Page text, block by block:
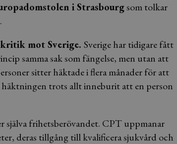
i Strasbourgsom tolkar
mot Sverige. Sverige har tidigare fått
samma sak som fängelse, men utan att
sitter häktade i flera månader för att
häktningen trots allt inneburit att en person
själva frihetsberövandet. CPT uppmanar
deras tillgång till kvalificera sjukvård och